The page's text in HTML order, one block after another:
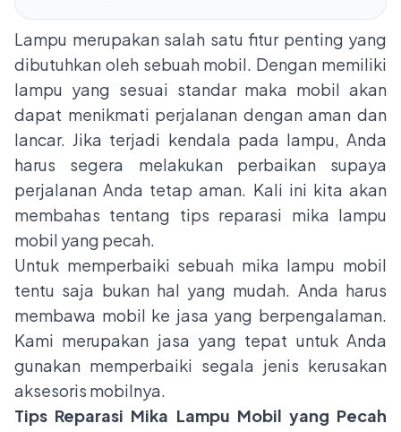
Lampu merupakan salah satu fitur penting yang
dibutuhkan oleh sebuah mobil. Dengan memiliki
lampu yang sesuai standar maka mobil akan
dapat menikmati perjalanan dengan aman dan
lancar. Jika terjadi kendala pada lampu, Anda
harus segera melakukan perbaikan supaya
perjalanan Anda tetap aman. Kali ini kita akan
membahas tentang tips reparasi mika lampu
mobil yang pecah.
Untuk memperbaiki sebuah mika lampu mobil
tentu saja bukan hal yang mudah. Anda harus
membawa mobil ke jasa yang berpengalaman.
Kami merupakan jasa yang tepat untuk Anda
gunakan memperbaiki segala jenis kerusakan
aksesoris mobilnya.
Tips Reparasi Mika Lampu Mobil yang Pecah